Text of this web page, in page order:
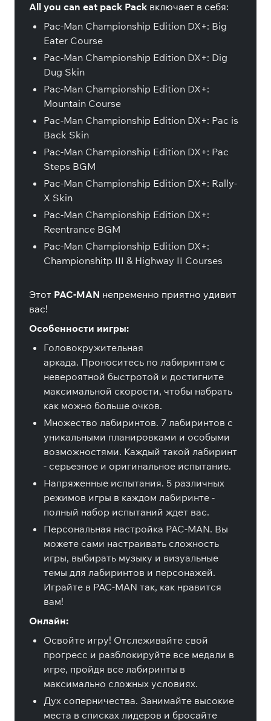
All you can eat pack Pack включает в себя:
Pac-Man Championship Edition DX+: Big
Eater Course
Pac-Man Championship Edition DX+: Dig
Dug Skin
Pac-Man Championship Edition DX+:
Mountain Course
Pac-Man Championship Edition DX+: Pac is
Back Skin
Pac-Man Championship Edition DX+: Pac
Steps BGM
Pac-Man Championship Edition DX+: Rally-
X Skin
Pac-Man Championship Edition DX+:
Reentrance BGM
Pac-Man Championship Edition DX+:
Championshitp III & Highway II Courses
Этот PAC-MAN непременно приятно удивит
вас!
Особенности иигры:
Головокружительная
аркада. Проноситесь по лабиринтам с
невероятной быстротой и достигните
максимальной скорости, чтобы набрать
как можно больше очков.
Множество лабиринтов. 7 лабиринтов с
уникальными планировками и особыми
возможностями. Каждый такой лабиринт
- серьезное и оригинальное испытание.
Напряженные испытания. 5 различных
режимов игры в каждом лабиринте -
полный набор испытаний ждет вас.
Персональная настройка PAC-MAN. Вы
можете сами настраивать сложность
игры, выбирать музыку и визуальные
темы для лабиринтов и персонажей.
Играйте в PAC-MAN так, как нравится
вам!
Онлайн:
Освойте игру! Отслеживайте свой
прогресс и разблокируйте все медали в
игре, пройдя все лабиринты в
максимально сложных условиях.
Дух соперничества. Занимайте высокие
места в списках лидеров и бросайте